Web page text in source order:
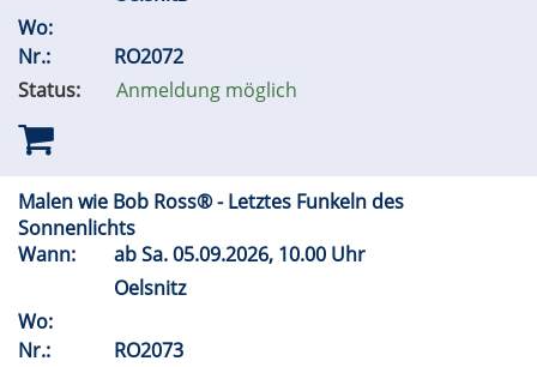
Wo:
Nr.:
RO2072
Status:
Anmeldung möglich
Malen wie Bob Ross® - Letztes Funkeln des
Sonnenlichts
Wann:
abSa.05.09.2026, 10.00 Uhr
Oelsnitz
Wo:
Nr.:
RO2073